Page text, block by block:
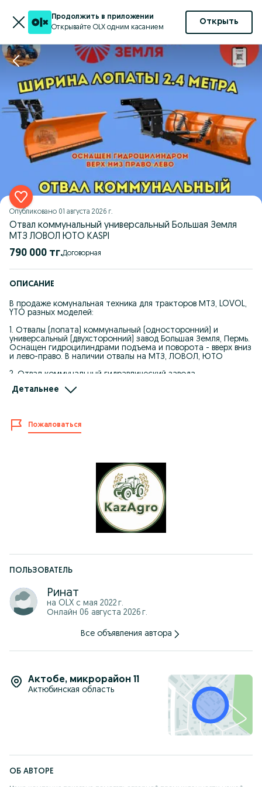
Продолжить в приложении
Открывайте OLX одним касанием
Открыть
Опубликовано 01 августа 2026 г.
Отвал коммунальный универсальный Большая Земля
МТЗ ЛОВОЛ ЮТО KASPI
790 000 тг. Договорная
ОПИСАНИЕ
В продаже комунальная техника для тракторов МТЗ, LOVOL,
YTO разных моделей:
1. Отвалы (лопата) коммунальный (односторонний) и
универсальный (двухсторонний) завод Большая Земля, Пермь.
Оснащен гидроцилиндрами подъема и поворота - вверх вниз
и лево-право. В наличии отвалы на МТЗ, ЛОВОЛ, ЮТО
2. Отвал коммунальный гидравлический завода
Можно оформить через банк на 12 месяцев!!! Любые запчасти
за любую цену можно оформить в рассрочку!
(морковка), ступицы (всех видов), карданы, рамы ( ванны ),
валы, ножи, тарелки (диски), ремни, приставка КПЛ, пыльник,
подшипники, опорные тарелки, штопорные кольца, крышка
барабана, болты и многое другое!
На Sipma: ролик поршня, игла вязального аппарата,
вязальный аппарат, палец подборщика, цепь, кардан,
редуктор, ступица вязального аппарата, шестерня привода
вязального аппарата, шпагат, втулки.
подборщиков, привезенных с Европы, сельскохозяйственная
техника, прочая коммунальная техника, тракторы МТЗ
белорусской сборки, косилки Lisicki, Wirax. РУМы, грабли-
ворошилки ГВН, ГВС, ямобуры, плуги, дисковые бороны, жатки
В наличии отвалы тракторные на МТЗ коммунальные и
тысячи довольных покупателей!
Детальнее
Пожаловаться
ПОЛЬЗОВАТЕЛЬ
Ринат
на OLX с мая 2022 г.
Онлайн 06 августа 2026 г.
Все объявления автора
Актобе, микрорайон 11
Актюбинская область
ОБ АВТОРЕ